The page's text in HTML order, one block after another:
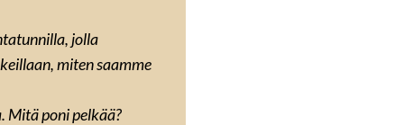
jolla
miten saamme
Mitä poni pelkää?